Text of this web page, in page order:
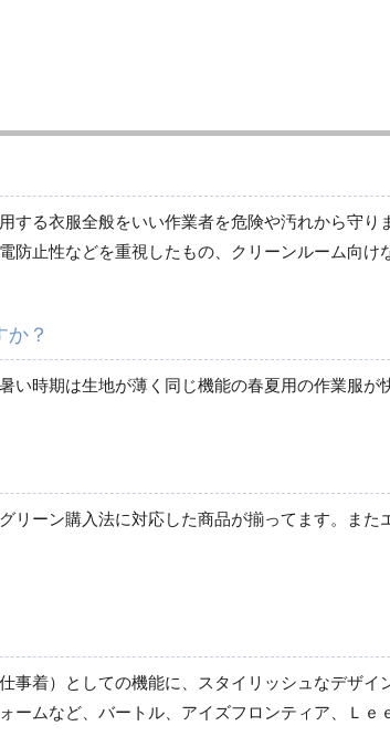
ジャンパー
秋冬長袖
春夏半袖
する衣服全般をいい作業者を危険や汚れから守
防止性などを重視したもの、クリーンルーム向け
？
い時期は生地が薄く同じ機能の春夏用の作業服
リーン購入法に対応した商品が揃ってます。ま
事着）としての機能に、スタイリッシュなデザ
ームなど、バートル、アイズフロンティア、Ｌ